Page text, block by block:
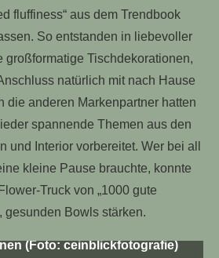
fluffiness“ aus dem Trendbook
So entstanden in liebevoller
großformatige Tischdekorationen,
natürlich mit nach Hause
die anderen Markenpartner hatten
spannende Themen aus den
und Interior vorbereitet. Wer bei all
kleine Pause brauchte, konnte
Truck von „1000 gute
gesunden Bowls stärken.
(Foto: ceinblickfotografie)